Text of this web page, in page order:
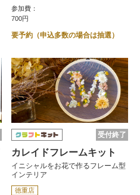
参加費：
700円
要予約（申込多数の場合は抽選）
受付終了
カレイドフレームキット
イニシャルをお花で作るフレーム型
インテリア
徳重店